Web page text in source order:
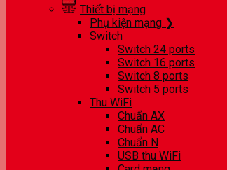
Thiết bị mạng
Phụ kiện mạng ❯
Switch
Switch 24 ports
Switch 16 ports
Switch 8 ports
Switch 5 ports
Thu WiFi
Chuẩn AX
Chuẩn AC
Chuẩn N
USB thu WiFi